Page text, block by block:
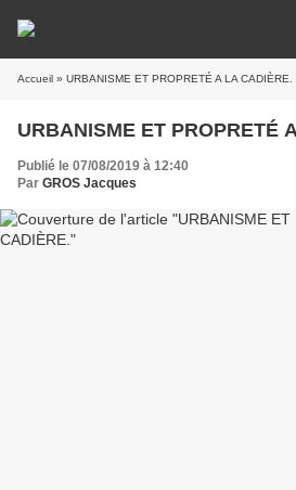
Accueil » URBANISME ET PROPRETÉ A LA CADIÈRE.
URBANISME ET PROPRETÉ
Publié le 07/08/2019 à 12:40
Par GROS Jacques